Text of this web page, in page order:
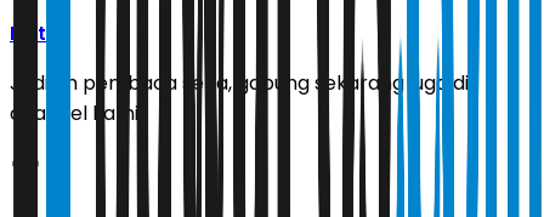
Ikuti
Jadilah pembaca setia, gabung sekarang juga di
channel kami!